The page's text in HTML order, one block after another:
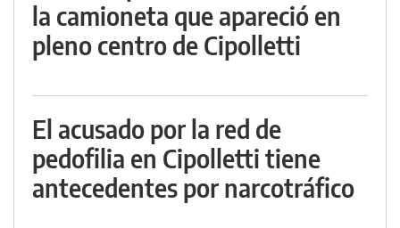
la camioneta que apareció en
pleno centro de Cipolletti
El acusado por la red de
pedofilia en Cipolletti tiene
antecedentes por narcotráfico